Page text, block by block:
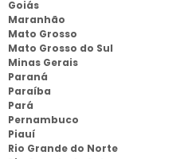
Goiás
Maranhão
Mato Grosso
Mato Grosso do Sul
Minas Gerais
Paraná
Paraíba
Pará
Pernambuco
Piauí
Rio Grande do Norte